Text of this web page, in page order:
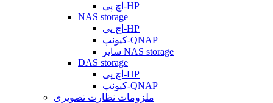
اچ پی-HP
NAS storage
اچ پی-HP
کیونپ-QNAP
سایر NAS storage
DAS storage
اچ پی-HP
کیونپ-QNAP
ملزومات نظارت تصویری